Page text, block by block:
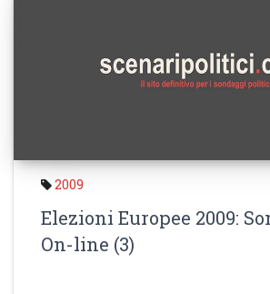
2009
Elezioni Europee 2009:
On-line (3)